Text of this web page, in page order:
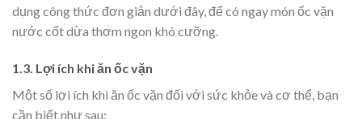
dụng công thức đơn giản dưới đây, để có ngay món ốc vặn
nước cốt dừa thơm ngon khó cưỡng.
1.3. Lợi ích khi ăn ốc vặn
Một số lợi ích khi ăn ốc vặn đối với sức khỏe và cơ thể, bạn
cần biết như sau: